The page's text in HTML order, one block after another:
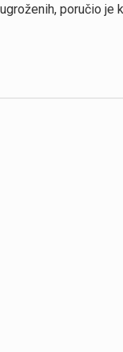
poručio je